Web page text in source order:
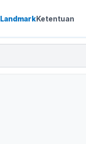
LandmarkKetentuan